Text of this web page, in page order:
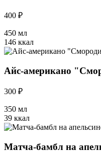
400 ₽
450 мл
146 ккал
Айс-американо
300 ₽
350 мл
39 ккал
Матча-бамбл на